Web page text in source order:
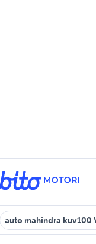
auto mahindra kuv100